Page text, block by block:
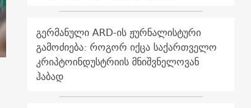
გერმანული ARD-ის ჟურნალისტური
გამოძიება: როგორ იქცა საქართველო
კრიპტოინდუსტრიის მნიშვნელოვან
ჰაბად